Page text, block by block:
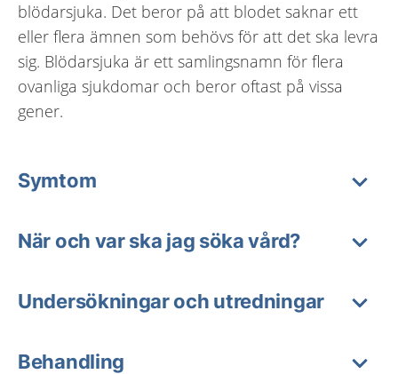
blödarsjuka. Det beror på att blodet saknar ett
eller flera ämnen som behövs för att det ska levra
sig. Blödarsjuka är ett samlingsnamn för flera
ovanliga sjukdomar och beror oftast på vissa
gener.
Symtom
När och var ska jag söka vård?
Undersökningar och utredningar
Behandling